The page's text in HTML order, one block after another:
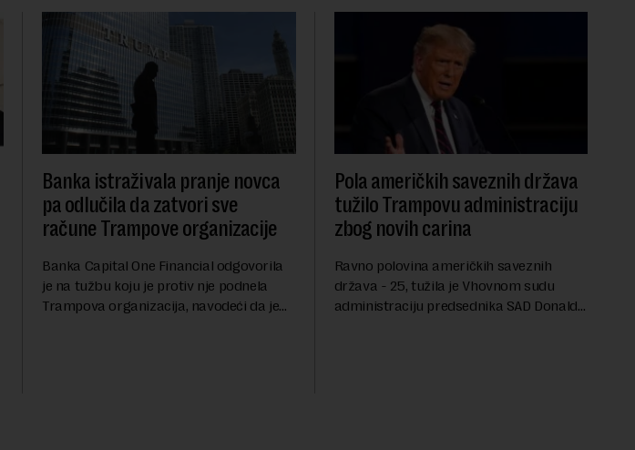
Banka istraživala pranje novca
pa odlučila da zatvori sve
račune Trampove organizacije
Banka Capital One Financial odgovorila
je na tužbu koju je protiv nje podnela
Trampova organizacija, navodeći da je
Pola američkih saveznih država
tužilo Trampovu administraciju
zbog novih carina
Ravno polovina američkih saveznih
država - 25, tužila je Vhovnom sudu
administraciju predsednika SAD Donalda